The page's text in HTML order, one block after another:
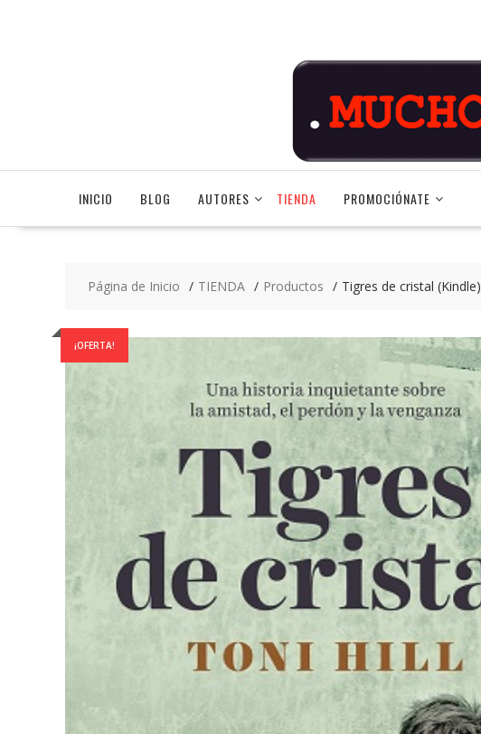
INICIO BLOG AUTORES TIENDA PROMOCIÓNATE
Página de Inicio TIENDA Productos Tigres de cristal (Kindle)
¡OFERTA!